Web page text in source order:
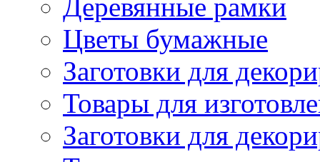
Деревянные рамки
Цветы бумажные
Заготовки для
Товары для
Заготовки для